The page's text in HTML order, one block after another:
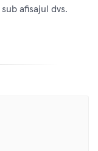
afisajul dvs.
cu